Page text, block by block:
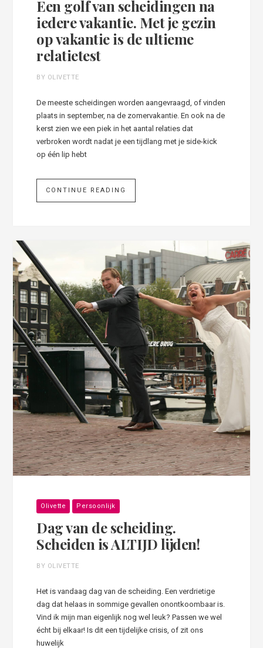
Een golf van scheidingen na
iedere vakantie. Met je gezin
op vakantie is de ultieme
relatietest
BY OLIVETTE
De meeste scheidingen worden aangevraagd, of vinden
plaats in september, na de zomervakantie. En ook na de
kerst zien we een piek in het aantal relaties dat
verbroken wordt nadat je een tijdlang met je side-kick
op één lip hebt
CONTINUE READING
Olivette Persoonlijk
Dag van de scheiding.
Scheiden is ALTIJD lijden!
BY OLIVETTE
Het is vandaag dag van de scheiding. Een verdrietige
dag dat helaas in sommige gevallen onontkoombaar is.
Vind ik mijn man eigenlijk nog wel leuk? Passen we wel
écht bij elkaar! Is dit een tijdelijke crisis, of zit ons
huwelijk